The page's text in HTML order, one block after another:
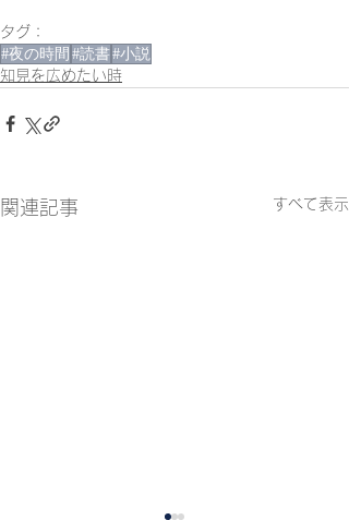
タグ：
#夜の時間#読書#小説
知見を広めたい時
関連記事 すべて表示